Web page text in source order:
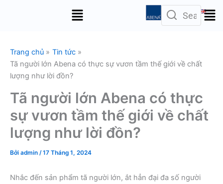
Menu
Trang chủ
Tin tức
Tã người lớn Abena có thực sự vươn tầm thế giới về chất
lượng như lời đồn?
Tã người lớn Abena có thực
sự vươn tầm thế giới về chất
lượng như lời đồn?
Bởi admin /17 Tháng 1, 2024
Nhắc đến sản phẩm tã người lớn, ắt hẳn đại đa số người